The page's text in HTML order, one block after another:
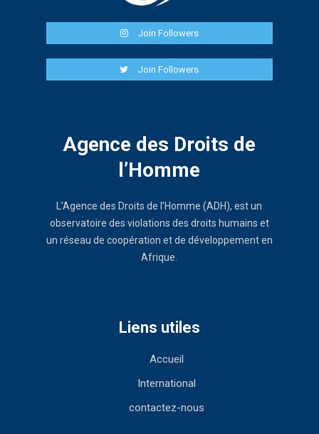
Join Followers
Join Followers
Agence des Droits de
l’Homme
L’Agence des Droits de l’Homme (ADH), est un
observatoire des violations des droits humains et
un réseau de coopération et de développement en
Afrique.
Liens utiles
Accueil
International
contactez-nous